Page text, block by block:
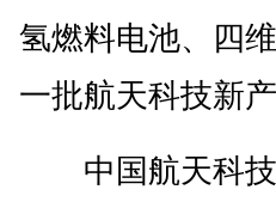
氢燃料电池、四
一批航天科技新产
中国航天科技